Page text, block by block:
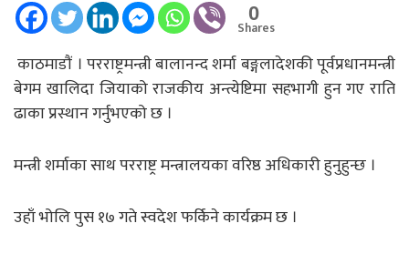
0
Shares
काठमाडाैं । परराष्ट्रमन्त्री बालानन्द शर्मा बङ्गलादेशकी पूर्वप्रधानमन्त्री
बेगम खालिदा जियाको राजकीय अन्त्येष्टिमा सहभागी हुन गए राति
ढाका प्रस्थान गर्नुभएको छ ।
मन्त्री शर्माका साथ परराष्ट्र मन्त्रालयका वरिष्ठ अधिकारी हुनुहुन्छ ।
उहाँ भोलि पुस १७ गते स्वदेश फर्किने कार्यक्रम छ ।